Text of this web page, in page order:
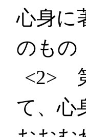
心身に
のもの
<2>
て、心